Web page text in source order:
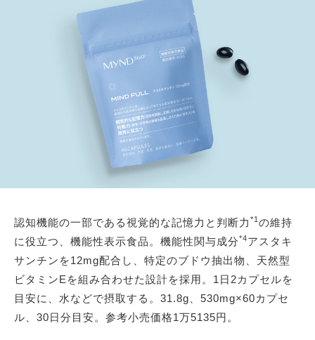
認知機能の一部である視覚的な記憶力と判断力 *1 の維持
に役立つ、機能性表示食品。機能性関与成分*4アスタキ
サンチンを12mg配合し、特定のブドウ抽出物、天然型
ビタミンEを組み合わせた設計を採用。1日2カプセルを
目安に、水などで摂取する。31.8g、530mg×60カプセ
ル、30日分目安。参考小売価格1万5135円。